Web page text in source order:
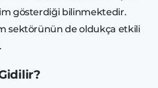
gösterdiği bilinmektedir.
sektörünün de oldukça etkili